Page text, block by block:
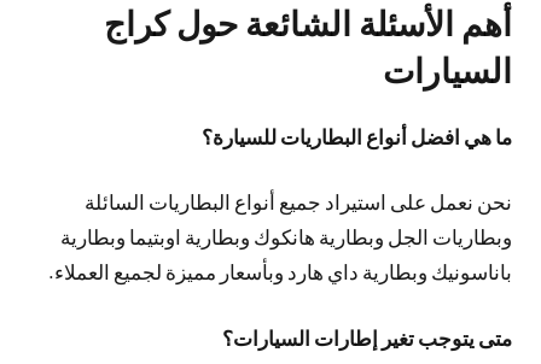
أهم الأسئلة الشائعة حول كراج
السيارات
ما هي افضل أنواع البطاريات للسيارة؟
نحن نعمل على استيراد جميع أنواع البطاريات السائلة
وبطاريات الجل وبطارية هانكوك وبطارية اوبتيما وبطارية
باناسونيك وبطارية داي هارد وبأسعار مميزة لجميع العملاء.
متى يتوجب تغير إطارات السيارات؟